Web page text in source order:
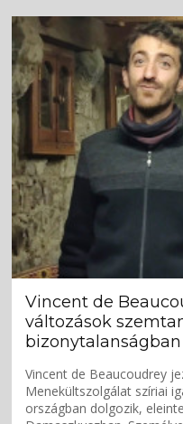
Vincent de
változások
bizonytalanságban
Vincent de Beaucoudrey
Menekültszolgálat szíriai
országban dolgozik,